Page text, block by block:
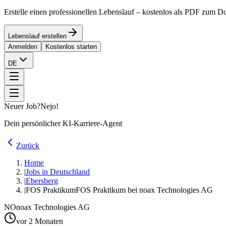
Erstelle einen professionellen Lebenslauf – kostenlos als PDF zum
Lebenslauf erstellen
Anmelden
Kostenlos starten
DE
Neuer Job?Nejo!
Dein persönlicher KI-Karriere-Agent
Zurück
Home
|Jobs in Deutschland
|Ebersberg
|FOS PraktikumFOS Praktikum bei noax Technologies AG
NOnoax Technologies AG
vor 2 Monaten